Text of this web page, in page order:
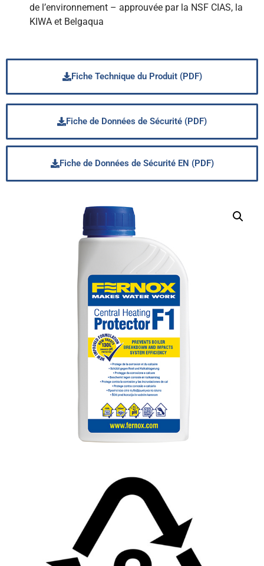
de l’environnement – approuvée par la NSF CIAS, la
KIWA et Belgaqua
Fiche Technique du Produit (PDF)
Fiche de Données de Sécurité (PDF)
Fiche de Données de Sécurité EN (PDF)